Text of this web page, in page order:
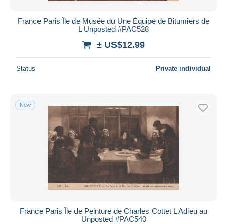
France Paris Île de Musée du Une Équipe de Bitumiers de
L Unposted #PAC528
± US$12.99
Status Private individual
New
France Paris Île de Peinture de Charles Cottet L Adieu au
Unposted #PAC540